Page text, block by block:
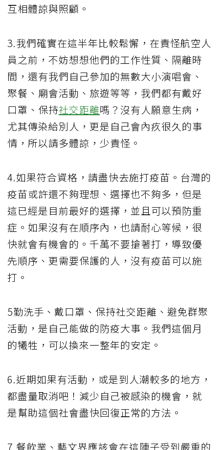
互相體諒與照顧。
3.我們確實在這半年比較鬆懈，在責怪航空人
員之前，不妨想想他們的工作性質、隔離時
間，還有我們自己參加的無數大小演唱會、
聚餐、廟會活動、旅遊等等，我們都有戴好
口罩、保持社交距離嗎？沒有人願意生病，
尤其傳染給別人，更是自己會內疚很久的事
情，所以請多體諒，少責怪。
4.如果符合資格，請盡快去施打疫苗。台灣的
疫苗或許還不夠理想、選擇也不夠多，但是
這已經是目前最好的選擇，並且可以預防重
症。如果沒有在順序內，也請耐心等候，很
快就會有機會的。千萬不要搶著打，導致優
先順序、更需要保護的人，沒有疫苗可以施
打。
5勤洗手、戴口罩、保持社交距離、避免群聚
活動，是自己能做的防疫大事。我們這個月
的犧牲，可以換來一整年的安定。
6.近期如果有活動，或是到人潮較多的地方，
都盡量取消吧！減少自己被感染的機會，就
是幫助這個社會盡快回復正常的方法。
7.餐飲業、藝文界應該會在這陣子受到嚴重的